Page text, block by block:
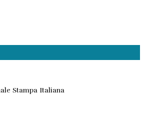
Stampa Italiana